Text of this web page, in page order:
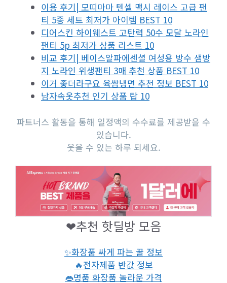
이용 후기| 모띠마마 텐셀 맥시 레이스 고급 팬
티 5종 세트 최저가 아이템 BEST 10
디어스킨 하이웨스트 고탄력 50수 모달 노라인
팬티 5p 최저가 상품 리스트 10
비교 후기| 베이스알파에센셜 여성용 방수 샘방
지 노라인 위생팬티 3매 추천 상품 BEST 10
이거 좋더라구요 육쌈냉면 추천 정보 BEST 10
남자속옷추천 인기 상품 탑 10
파트너스 활동을 통해 일정액의 수수료를 제공받을 수
있습니다.
웃을 수 있는 하루 되세요.
❤추천 핫딜방 모음
✨화장품 싸게 파는 꿀 정보
🔥전자제품 반값 정보
👄명품 화장품 놀라운 가격